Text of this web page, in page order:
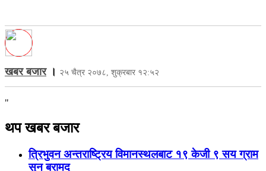
खबर बजार। २५ चैत्र २०७८, शुक्रबार १२:५२
"
थप खबर बजार
त्रिभुवन अन्तराष्ट्रिय विमानस्थलबाट १९ केजी ९ सय ग्राम
सुन बरामद